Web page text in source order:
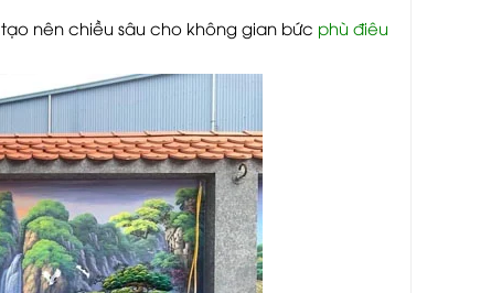
nên chiều sâu cho không gian bức phù điêu